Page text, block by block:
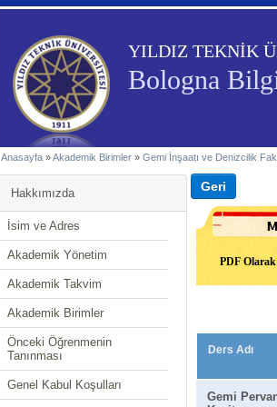
YILDIZ TEKNİK
Bologna
Anasayfa »Akademik Birimler »Gemi İnşaatı ve Denizcilik
Hakkımızda
İsim ve Adres
Akademik Yönetim
Akademik Takvim
Akademik Birimler
Önceki Öğrenmenin
Tanınması
Genel Kabul Koşulları
PDF
Ders Adı
Gemi